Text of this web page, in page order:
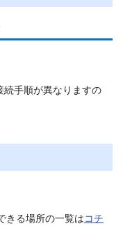
手順が異なりますの
きる場所の一覧はコチ